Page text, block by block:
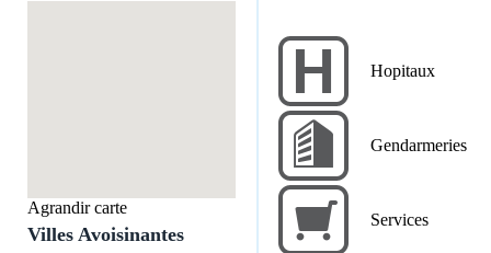
Agrandir carte
Villes Avoisinantes
Hopitaux
Gendarmeries
Services